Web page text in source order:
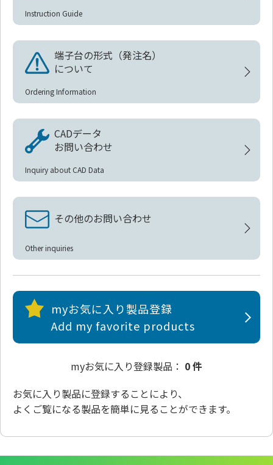
Instruction Guide
端子台の形式（発注名）
について
Ordering Information
CADデータ
お問い合わせ
Inquiry about CAD Data
その他のお問い合わせ
Other inquiries
myお気に入り製品登録
Add my favorite products
myお気に入り登録製品： 0 件
お気に入り製品に登録することにより、
よくご覧になる製品を簡単に見ることができます。